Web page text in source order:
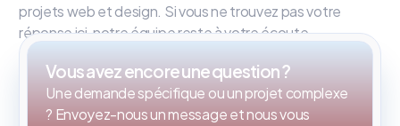
projets web et design. Si vous ne trouvez pas votre
réponse ici, notre équipe reste à votre écoute.
Vous avez encore une question ?
Une demande spécifique ou un projet complexe
? Envoyez-nous un message et nous vous